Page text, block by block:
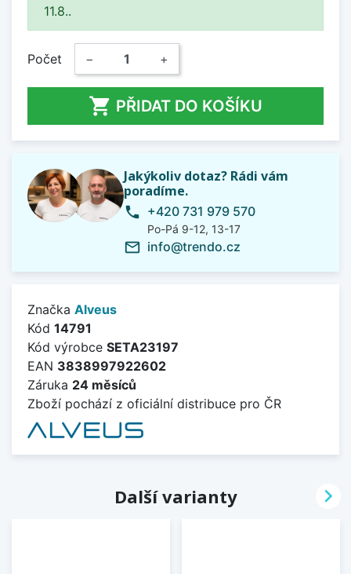
11.8..
Počet − +
 PŘIDAT DO KOŠÍKU
Jakýkoliv dotaz? Rádi vám
poradíme.
phone +420 731 979 570
Po-Pá 9-12, 13-17
mail_outline info@trendo.cz
Značka Alveus
Kód 14791
Kód výrobce SETA23197
EAN 3838997922602
Záruka 24 měsíců
Zboží pochází z oficiální distribuce pro ČR
Další varianty 